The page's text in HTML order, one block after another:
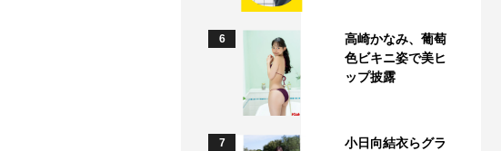
6
高崎かなみ、葡萄
色ビキニ姿で美ヒ
ップ披露
7
小日向結衣らグラ